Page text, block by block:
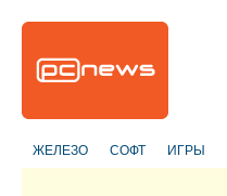
ЖЕЛЕЗО СОФТ ИГРЫ